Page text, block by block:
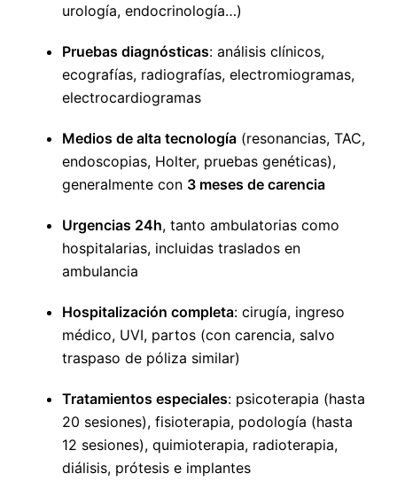
urología, endocrinología…)
Pruebas diagnósticas: análisis clínicos,
ecografías, radiografías, electromiogramas,
electrocardiogramas
Medios de alta tecnología (resonancias, TAC,
endoscopias, Holter, pruebas genéticas),
generalmente con 3 meses de carencia
Urgencias 24h, tanto ambulatorias como
hospitalarias, incluidas traslados en
ambulancia
Hospitalización completa: cirugía, ingreso
médico, UVI, partos (con carencia, salvo
traspaso de póliza similar)
Tratamientos especiales: psicoterapia (hasta
20 sesiones), fisioterapia, podología (hasta
12 sesiones), quimioterapia, radioterapia,
diálisis, prótesis e implantes